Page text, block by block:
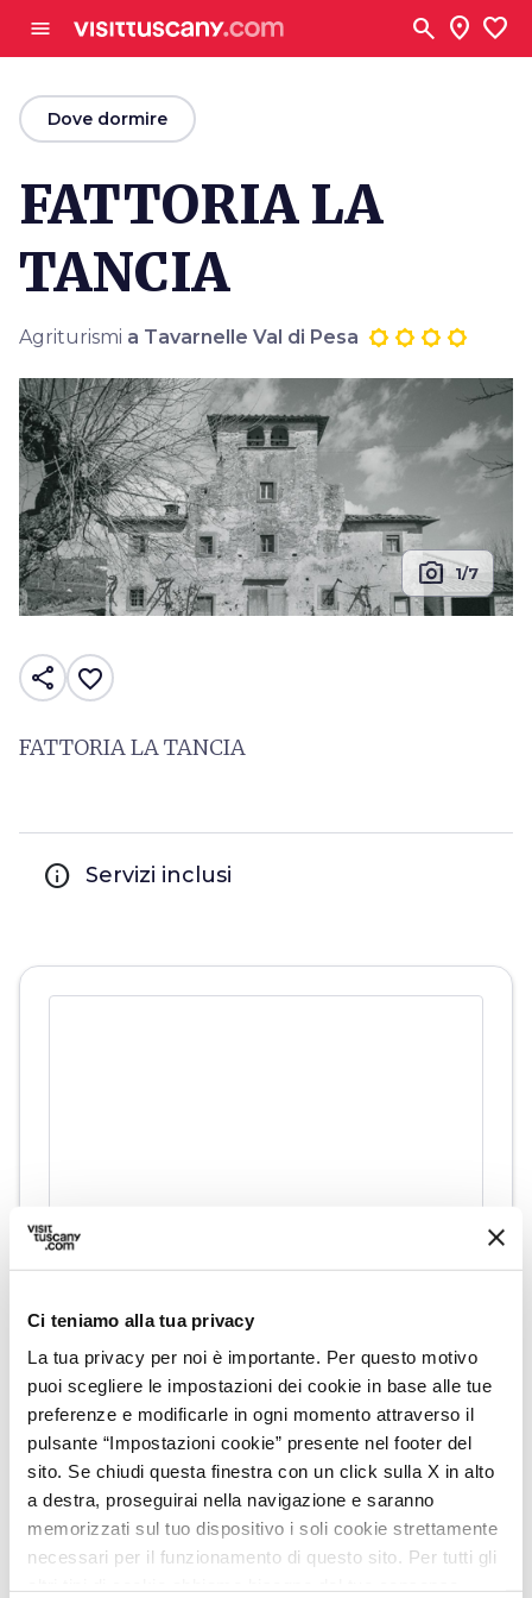
Ci teniamo alla tua privacy
La tua privacy per noi è importante. Per questo motivo
puoi scegliere le impostazioni dei cookie in base alle tue
preferenze e modificarle in ogni momento attraverso il
pulsante “Impostazioni cookie” presente nel footer del
sito. Se chiudi questa finestra con un click sulla X in alto
a destra, proseguirai nella navigazione e saranno
memorizzati sul tuo dispositivo i soli cookie strettamente
necessari per il funzionamento di questo sito. Per tutti gli
menu search location_on favorite
arrow_backDove dormire
FATTORIA LA
TANCIA
Agriturismi a Tavarnelle Val di Pesa
photo_camera 1/7
share favorite_border
FATTORIA LA TANCIA
info Servizi inclusi
Informazioni
home Dove
Via Pontenuovo, 10, Tavarnelle Val di
Pesa, 50028, FI
phone Telefono
0558070130